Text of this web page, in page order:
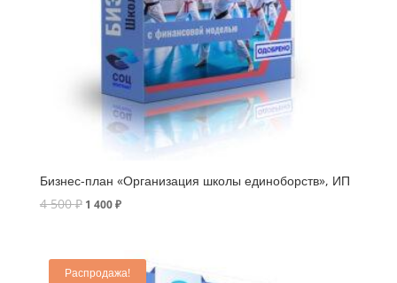
Бизнес-план «Организация школы единоборств», ИП
4 500₽ 1 400₽
Распродажа!